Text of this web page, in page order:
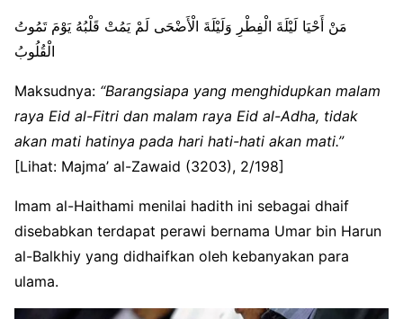
مَنْ أَحْيَا لَيْلَةَ الْفِطْرِ وَلَيْلَةَ الْأَضْحَى لَمْ يَمُتْ قَلْبُهُ يَوْمَ تَمُوتُ
الْقُلُوبُ
Maksudnya: “Barangsiapa yang menghidupkan malam
raya Eid al-Fitri dan malam raya Eid al-Adha, tidak
akan mati hatinya pada hari hati-hati akan mati.”
[Lihat: Majma’ al-Zawaid (3203), 2/198]
Imam al-Haithami menilai hadith ini sebagai dhaif
disebabkan terdapat perawi bernama Umar bin Harun
al-Balkhiy yang didhaifkan oleh kebanyakan para
ulama.